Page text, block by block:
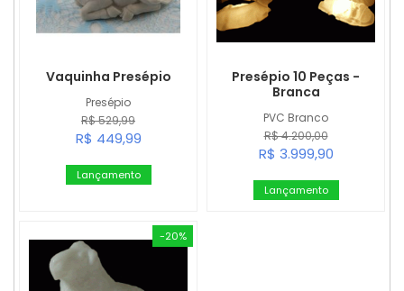
Presépio
Vaquinha Presépio
R$ 529,99
R$ 449,99
Lançamento
PVC Branco
Presépio 10 Peças -
Branca
R$ 4.200,00
R$ 3.999,90
Lançamento
-20%